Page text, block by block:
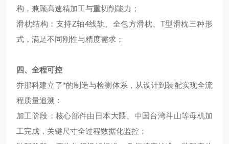
构，兼顾高速精加工与重切削能力；
滑枕结构：支持Z轴4线轨、全包方滑枕、T型滑枕三种形
式，满足不同刚性与精度需求；
四、全程可控
乔那科建立了*的制造与检测体系，从设计到装配实现全流
程质量追溯：
加工阶段：核心部件由日本大隈、中国台湾斗山等母机加
工完成，关键尺寸全过程数据化监控；